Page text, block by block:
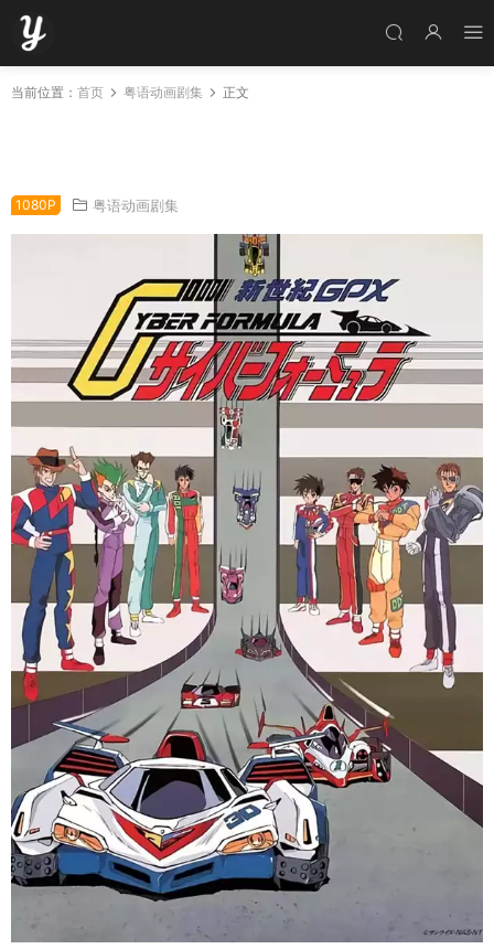
当前位置： 首页 粤语动画剧集 正文
1080P 粤语动画剧集